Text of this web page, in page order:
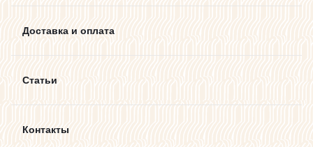
Доставка и оплата
Статьи
Контакты